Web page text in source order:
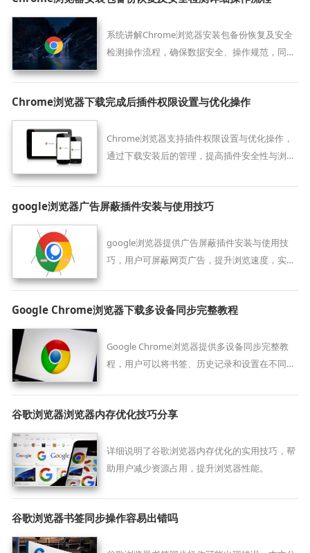
系统讲解Chrome浏览器安装包备份恢复及安全
检测操作流程，确保数据安全、操作规范，同时
Chrome浏览器下载完成后插件权限设置与优化操作
Chrome浏览器支持插件权限设置与优化操作，
通过下载安装后的管理，提高插件安全性与浏览
google浏览器广告屏蔽插件安装与使用技巧
google浏览器提供广告屏蔽插件安装与使用技
巧，用户可屏蔽网页广告，提升浏览速度，实现
Google Chrome浏览器下载多设备同步完整教程
Google Chrome浏览器提供多设备同步完整教
程，用户可以将书签、历史记录和设置在不同设
率。
谷歌浏览器浏览器内存优化技巧分享
详细说明了谷歌浏览器内存优化的实用技巧，帮
助用户减少资源占用，提升浏览器性能。
谷歌浏览器书签同步操作容易出错吗